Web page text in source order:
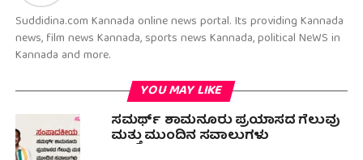
Suddidina.com Kannada online news portal. Its providing Kannada
news, film news Kannada, sports news Kannada, political NeWS in
Kannada and more.
YOU MAY LIKE
ಸಮರ್ಥ್ ಶಾಮನೂರು ಪ್ರಯಾಸದ ಗೆಲುವು
ಮತ್ತು ಮುಂದಿನ ಸವಾಲುಗಳು